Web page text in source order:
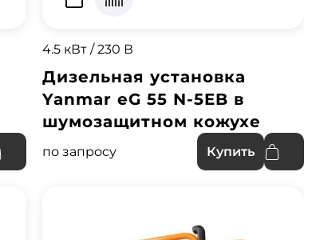
4.5 кВт / 230 В
Дизельная установка
Yanmar eG 55 N-5EB в
шумозащитном кожухе
по запросу Купить